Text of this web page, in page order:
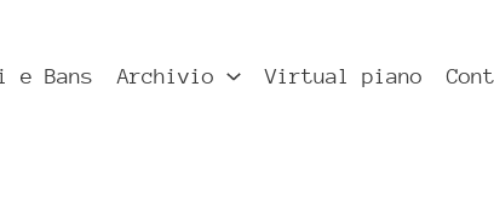
e Bans Archivio Virtual piano